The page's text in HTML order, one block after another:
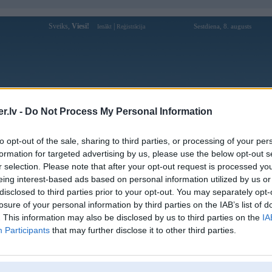
- Do Not Process My Personal Information
opt-out of the sale, sharing to third parties, or processing of your
for targeted advertising by us, please use the below opt-out
selection. Please note that after your opt-out request is processed
interest-based ads based on personal information utilized by us
to third parties prior to your opt-out. You may separately
of your personal information by third parties on the IAB’s list of
This information may also be disclosed by us to third parties on the
Participants that may further disclose it to other third parties.
Sveiks, Viesi! Ienākt Reģistrācija Sestdiena, 8. augusts
Forums Galerijas Reģistrācija Lietotāji
Lietotāja GatisB profils
Pēdējo reizi manīts: Vakar, 21:53
Lietotājvārds:
GatisB
Braucu ar:
2
Ziņojumi forumā:
[Pēdējie ziņojumi forumā]